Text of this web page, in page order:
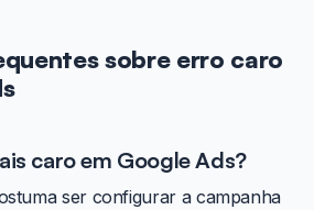
sobre erro caro
caro em Google Ads?
ser configurar a campanha